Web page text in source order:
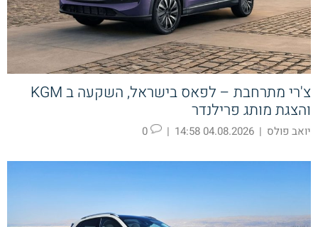
צ'רי מתרחבת – לפאס בישראל, השקעה ב KGM
והצגת מותג פרילנדר
יואב פולס |
04.08.2026 14:58
|